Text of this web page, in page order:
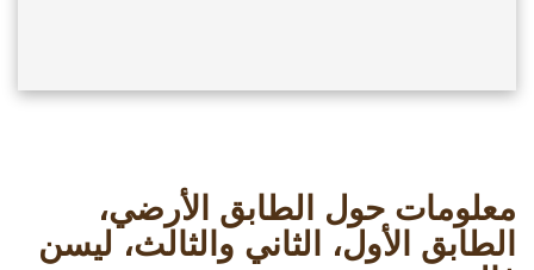
معلومات حول الطابق الأرضي،
الطابق الأول، الثاني والثالث، ليسن